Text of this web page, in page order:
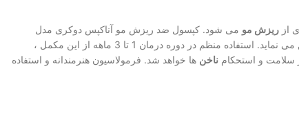
از ریزش مو می شود. کپسول ضد ریزش مو آناکپس دوکری مدل
با افزایش فاز رشد مو (آناژن) توالی تحریک پیاز مو را افزایش داده و بطور همزمان نیز مواد معدنی و ویتامین های مورد نیاز رشد مجدد مو را تامین می نماید. استفاده منظم در دوره درمان 1 تا 3 ماهه از این مکمل ،
و استحکام ناخن ها خواهد شد. فرمولاسیون هنرمندانه و استفاده